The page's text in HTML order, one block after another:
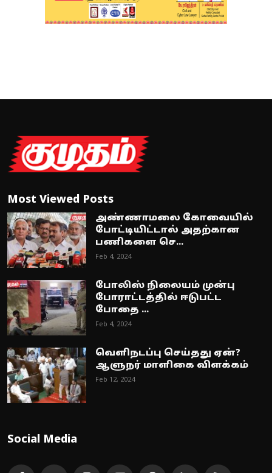
Most Viewed Posts
அண்ணாமலை கோவையில்
போட்டியிட்டால் அதற்கான
பணிகளை செ...
Feb 4, 2024
போலிஸ் நிலையம் முன்பு
போராட்டத்தில் ஈடுபட்ட
போதை ...
Feb 4, 2024
வெளிநடப்பு செய்தது ஏன்?
ஆளுநர் மாளிகை விளக்கம்
Feb 12, 2024
Social Media